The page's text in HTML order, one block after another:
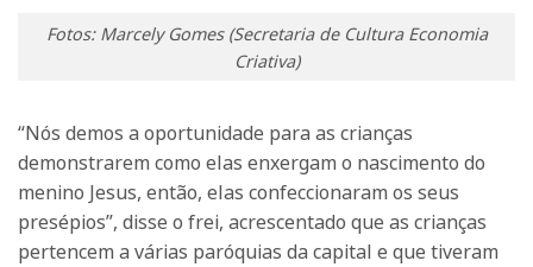
Fotos: Marcely Gomes (Secretaria de Cultura Economia
Criativa)
“Nós demos a oportunidade para as crianças
demonstrarem como elas enxergam o nascimento do
menino Jesus, então, elas confeccionaram os seus
presépios”, disse o frei, acrescentado que as crianças
pertencem a várias paróquias da capital e que tiveram